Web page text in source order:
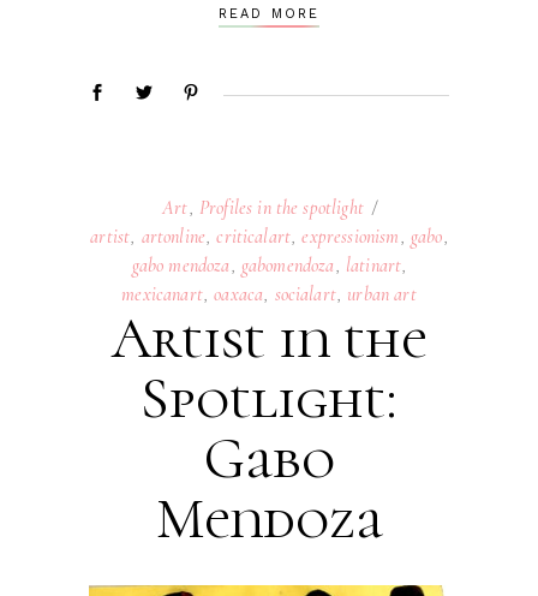
READ MORE
Art Profiles in the spotlight
artist artonline ,criticalart ,expressionism gabo
gabo mendoza gabomendoza latinart
mexicanart,oaxaca socialart, urban art
Artist in the
Spotlight:
Gabo
Mendoza